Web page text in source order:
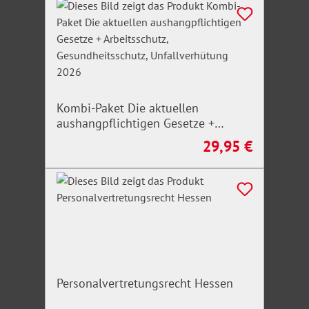
Kombi-Paket Die aktuellen
aushangpflichtigen Gesetze +
Arbeitsschutz, Gesundheitsschutz,
Regulärer Preis:
29,95 €
Personalvertretungsrecht Hessen